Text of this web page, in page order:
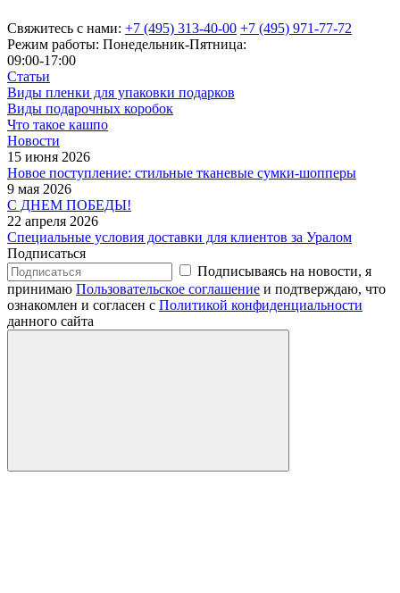
Свяжитесь с нами: +7 (495) 313-40-00 +7 (495) 971-77-72
Режим работы: Понедельник-Пятница:
09:00-17:00
Статьи
Виды пленки для упаковки подарков
Виды подарочных коробок
Что такое кашпо
Новости
15 июня 2026
Новое поступление: стильные тканевые сумки-шопперы
9 мая 2026
С ДНЕМ ПОБЕДЫ!
22 апреля 2026
Специальные условия доставки для клиентов за Уралом
Подписаться
Подписываясь на новости, я
принимаю Пользовательское соглашение и подтверждаю, что
ознакомлен и согласен с Политикой конфиденциальности
данного сайта